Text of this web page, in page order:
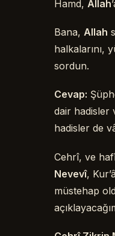
Hamd, Allah
Bana, Allah
halkalarını,
sordun.
Cevap:
dair hadisler
hadisler de
Cehrî, ve
Nevevî,
müstehap